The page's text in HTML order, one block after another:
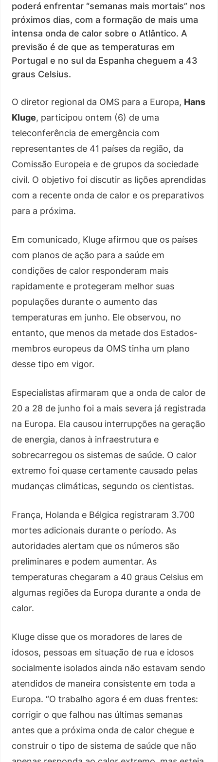
poderá enfrentar “semanas mais mortais” nos
próximos dias, com a formação de mais uma
intensa onda de calor sobre o Atlântico. A
previsão é de que as temperaturas em
Portugal e no sul da Espanha cheguem a 43
graus Celsius.
O diretor regional da OMS para a Europa, Hans
Kluge, participou ontem (6) de uma
teleconferência de emergência com
representantes de 41 países da região, da
Comissão Europeia e de grupos da sociedade
civil. O objetivo foi discutir as lições aprendidas
com a recente onda de calor e os preparativos
para a próxima.
Em comunicado, Kluge afirmou que os países
com planos de ação para a saúde em
condições de calor responderam mais
rapidamente e protegeram melhor suas
populações durante o aumento das
temperaturas em junho. Ele observou, no
entanto, que menos da metade dos Estados-
membros europeus da OMS tinha um plano
desse tipo em vigor.
Especialistas afirmaram que a onda de calor de
20 a 28 de junho foi a mais severa já registrada
na Europa. Ela causou interrupções na geração
de energia, danos à infraestrutura e
sobrecarregou os sistemas de saúde. O calor
extremo foi quase certamente causado pelas
mudanças climáticas, segundo os cientistas.
França, Holanda e Bélgica registraram 3.700
mortes adicionais durante o período. As
autoridades alertam que os números são
preliminares e podem aumentar. As
temperaturas chegaram a 40 graus Celsius em
algumas regiões da Europa durante a onda de
calor.
Kluge disse que os moradores de lares de
idosos, pessoas em situação de rua e idosos
socialmente isolados ainda não estavam sendo
atendidos de maneira consistente em toda a
Europa. “O trabalho agora é em duas frentes:
corrigir o que falhou nas últimas semanas
antes que a próxima onda de calor chegue e
construir o tipo de sistema de saúde que não